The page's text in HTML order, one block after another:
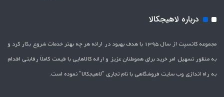
درباره لاهیجکالا
مجموعه کانسپت از سال 1395 با هدف بهبود در ارائه هر چه بهتر خدمات شروع بکار کرد و
به منظور تسهیل امر خرید برای هموطنان عزیز و ارائه کالاهایی با قیمت کاملاَ رقابتی اقدام
به راه اندازی وب سایت فروشگاهی با نام تجاری "لاهیج­کالا" نموده است.